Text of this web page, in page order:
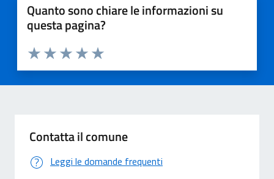
Quanto sono chiare le informazioni su
questa pagina?
Valuta 5 stelle su 5
Valuta 4 stelle su 5
Valuta 3 stelle su 5
Valuta 2 stelle su 5
Valuta 1 stelle su 5
Contatta il comune
Leggi le domande frequenti